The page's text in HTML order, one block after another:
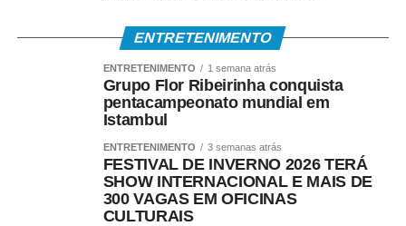
correntista e não possui chave Pix.
Como consultar
Os trabalhadores podem verificar informações sobre
• Aplicativo Carteira de Trabalho Digital;
• Portal Gov.br;
ENTRETENIMENTO
ENTRETENIMENTO 1 semana atrás
Grupo Flor Ribeirinha conquista
pentacampeonato mundial em
Istambul
ENTRETENIMENTO 3 semanas atrás
FESTIVAL DE INVERNO 2026 TERÁ
SHOW INTERNACIONAL E MAIS DE
300 VAGAS EM OFICINAS
CULTURAIS